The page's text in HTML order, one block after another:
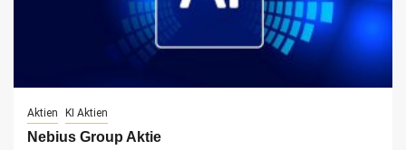
Aktien KI Aktien
Nebius Group Aktie